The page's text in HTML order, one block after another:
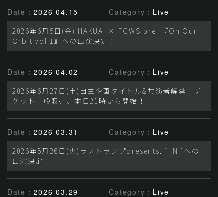
Date： 2026.04.15 Category： Live
2026年6月5日(金) HAKUAI × FOWS pre. 『On Our
Orbit vol.1』への出演決定！
Date： 2026.04.02 Category： Live
2026年6月27日(土)自主企画タイトル&共演者解禁！チ
ケット一般販売、本日21時から開始！
Date： 2026.03.31 Category： Live
2026年5月26日(火)ラストランプpresents. ” IN “への
出演決定！
Date： 2026.03.29 Category： Live